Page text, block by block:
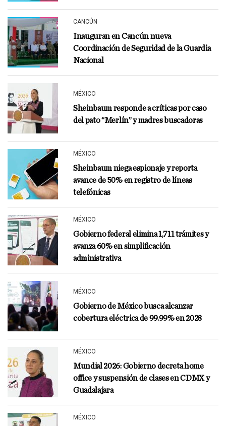
CANCÚN
Inauguran en Cancún nueva
Coordinación de Seguridad de la Guardia
Nacional
MÉXICO
Sheinbaum responde a críticas por caso
del pato “Merlín” y madres buscadoras
MÉXICO
Sheinbaum niega espionaje y reporta
avance de 50% en registro de líneas
telefónicas
MÉXICO
Gobierno federal elimina 1,711 trámites y
avanza 60% en simplificación
administrativa
MÉXICO
Gobierno de México busca alcanzar
cobertura eléctrica de 99.99% en 2028
MÉXICO
Mundial 2026: Gobierno decreta home
office y suspensión de clases en CDMX y
Guadalajara
MÉXICO